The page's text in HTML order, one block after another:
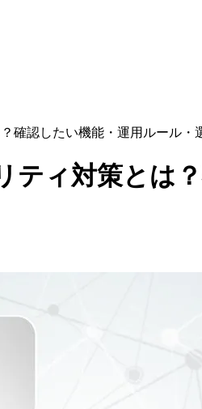
確認したい機能・運用ルール・
ティ対策とは